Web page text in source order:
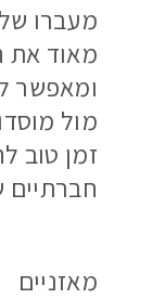
מעברו
מאוד את
ומאפשר
מול
זמן טוב
מאזניים